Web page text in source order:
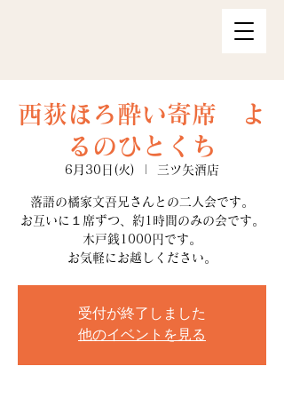
西荻ほろ酔い寄席 よ
るのひとくち
6月30日(火) 三ツ矢酒店
落語の橘家文吾兄さんとの二人会です。
お互いに１席ずつ、約1時間のみの会です。
木戸銭1000円です。
お気軽にお越しください。
受付が終了しました
他のイベントを見る